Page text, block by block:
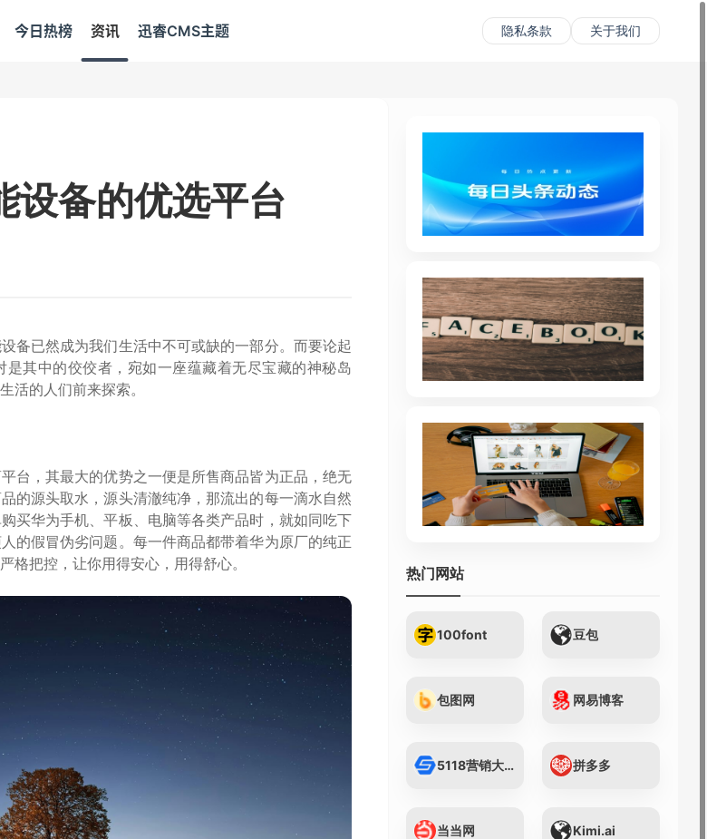
今日热榜 资讯 迅睿CMS主题 隐私条款 关于我们
设备的优选平台
备已然成为我们生活中不可或缺的一部分。而要论起
其中的佼佼者，宛如一座蕴藏着无尽宝藏的神秘岛
活的人们前来探索。
台，其最大的优势之一便是所售商品皆为正品，绝无
的源头取水，源头清澈纯净，那流出的每一滴水自然
买华为手机、平板、电脑等各类产品时，就如同吃下
的假冒伪劣问题。每一件商品都带着华为原厂的纯正
格把控，让你用得安心，用得舒心。
热门网站
100font 豆包
包图网 网易博客
5118营销大数据... 拼多多
当当网 Kimi.ai